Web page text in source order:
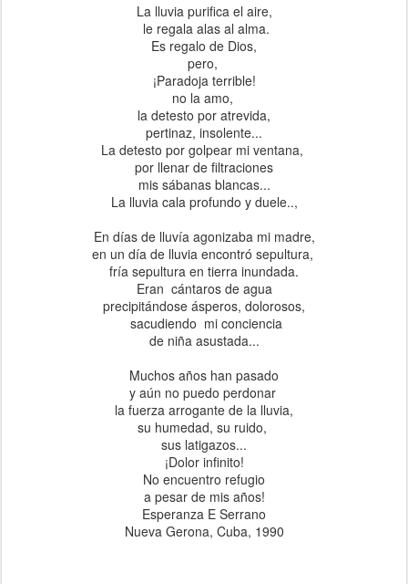
La lluvia purifica el aire,
le regala alas al alma.
Es regalo de Dios,
pero,
¡Paradoja terrible!
no la amo,
la detesto por atrevida,
pertinaz, insolente...
La detesto por golpear mi ventana,
por llenar de filtraciones
mis sábanas blancas...
La lluvia cala profundo y duele..,
En días de lluvía agonizaba mi madre,
en un día de lluvia encontró sepultura,
fría sepultura en tierra inundada.
Eran cántaros de agua
precipitándose ásperos, dolorosos,
sacudiendo mi conciencia
de niña asustada...
Muchos años han pasado
y aún no puedo perdonar
la fuerza arrogante de la lluvia,
su humedad, su ruido,
sus latigazos...
¡Dolor infinito!
No encuentro refugio
a pesar de mis años!
Esperanza E Serrano
Nueva Gerona, Cuba, 1990